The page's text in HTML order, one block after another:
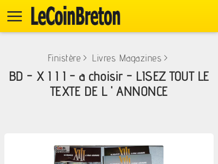
Finistère > Livres Magazines >
BD - X I I I - a choisir - LISEZ TOUT LE
TEXTE DE L ' ANNONCE